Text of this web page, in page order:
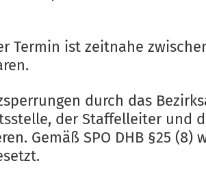
Termin ist zeitnahe
durch das
der Staffelleiter und
Gemäß SPO DHB §25 (8)